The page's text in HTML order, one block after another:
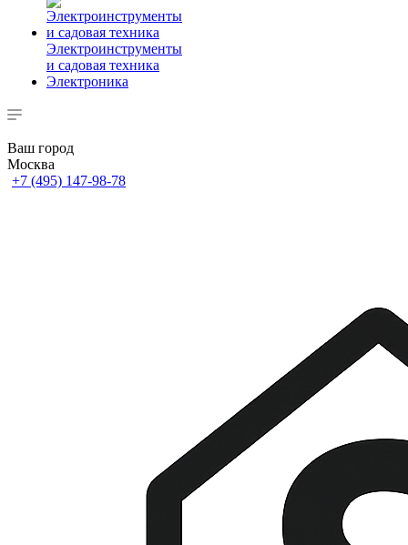
Электроинструменты
и садовая техника
Электроника
Ваш город
Москва
+7 (495) 147-98-78